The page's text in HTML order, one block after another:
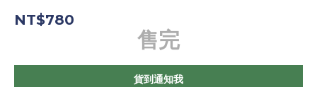
NT$780
售完
貨到通知我